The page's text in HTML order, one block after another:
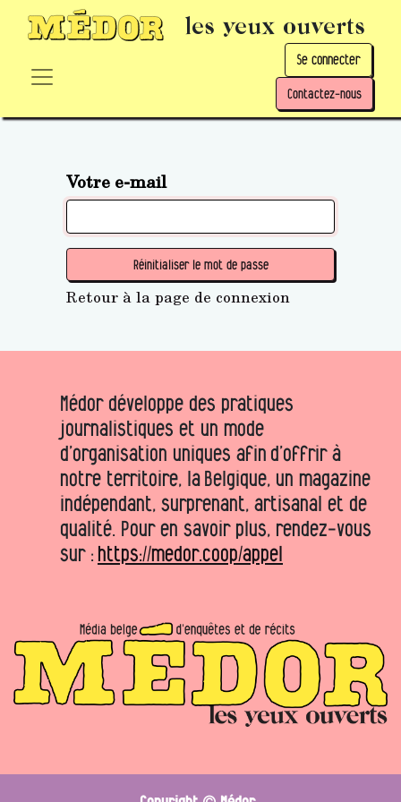
les yeux ouverts
Se connecter
Contactez-nous
Votre e-mail
Réinitialiser le mot de passe
Retour à la page de connexion
Médor développe des pratiques
journalistiques et un mode
d’organisation uniques afin d’offrir à
notre territoire, la Belgique, un magazine
indépendant, surprenant, artisanal et de
qualité. Pour en savoir plus, rendez-vous
sur : https://medor.coop/appel